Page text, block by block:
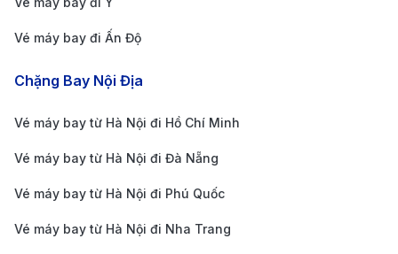
bạn có nhiều lựa chọn về lịch trình và giá vé tốt
sẽ giúp bạn tiết kiệm chi phí.
Theo dõi các chương trình khuyến mãi
hàng không như Vietjet Air, Vietnam Airlines, China
Vé máy bay đi Ấn Độ
Chặng Bay Nội Địa
Vé máy bay từ Hà Nội đi Hồ Chí Minh
Vé máy bay từ Hà Nội đi Đà Nẵng
Vé máy bay từ Hà Nội đi Phú Quốc
Vé máy bay từ Hà Nội đi Nha Trang